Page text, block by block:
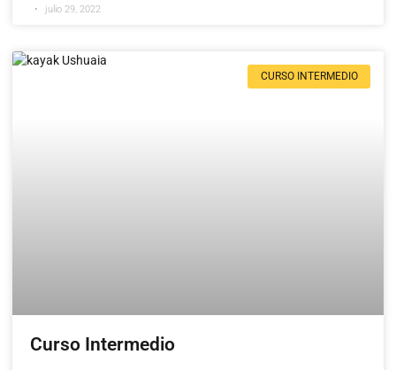
julio 29, 2022
CURSO INTERMEDIO
Curso Intermedio